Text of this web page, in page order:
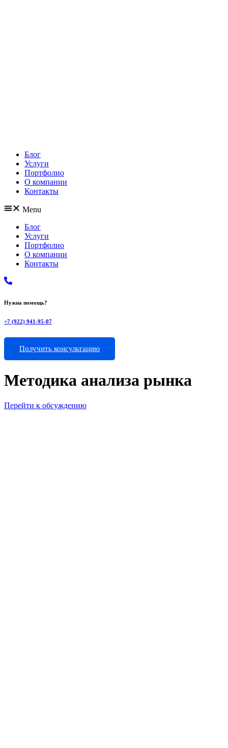
Блог
Услуги
Портфолио
О компании
Контакты
Menu
Блог
Услуги
Портфолио
О компании
Контакты
Нужна помощь?
+7 (922) 941-95-07
Получить консультацию
Методика анализа рынка
Перейти к обсуждению